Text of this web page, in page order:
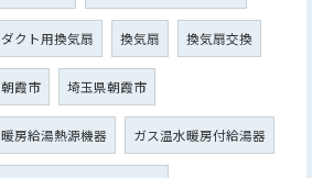
ダクト用換気扇 換気扇 換気扇交換
朝霞市 埼玉県朝霞市
暖房給湯熱源機器 ガス温水暖房付給湯器